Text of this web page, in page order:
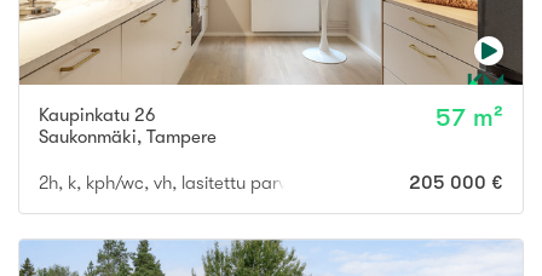
Kaupinkatu 26
Saukonmäki, Tampere
57 m²
2h, k, kph/wc, vh, lasitettu parveke 205 000 €